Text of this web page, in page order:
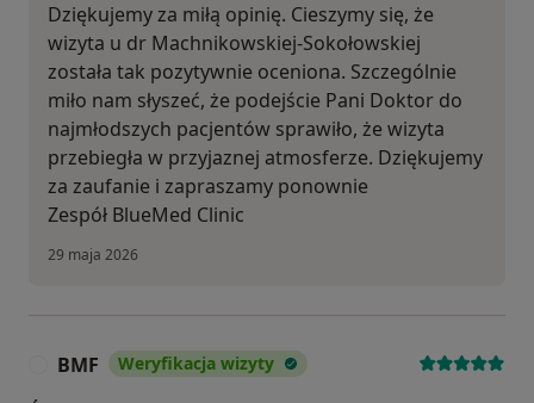
Dziękujemy za miłą opinię. Cieszymy się, że
wizyta u dr Machnikowskiej-Sokołowskiej
została tak pozytywnie oceniona. Szczególnie
miło nam słyszeć, że podejście Pani Doktor do
najmłodszych pacjentów sprawiło, że wizyta
przebiegła w przyjaznej atmosferze. Dziękujemy
za zaufanie i zapraszamy ponownie
Zespół BlueMed Clinic
29 maja 2026
BMF Weryfikacja wizyty